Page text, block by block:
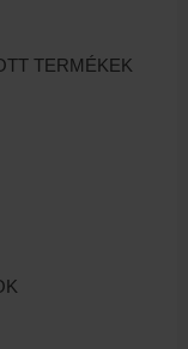
TERMÉKEK